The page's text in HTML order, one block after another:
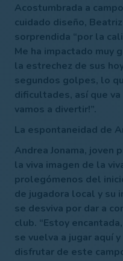
Acostumbrada a
cuidado diseño,
sorprendida “por la
Me ha impactado muy
la estrechez de sus
segundos golpes, lo
dificultades, así que va
vamos a divertir!”.
La espontaneidad de
Andrea Jonama, joven
la viva imagen de la
prolegómenos del
de jugadora local y su
se desviva por dar a
club. “Estoy
se vuelva a jugar aquí
disfrutar de este